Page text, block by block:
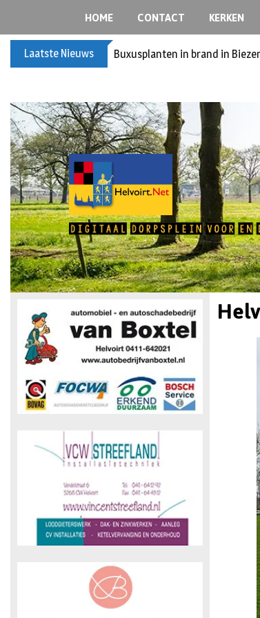
HOME CONTACT KERKEN
Laatste Nieuws Buxusplanten in brand in